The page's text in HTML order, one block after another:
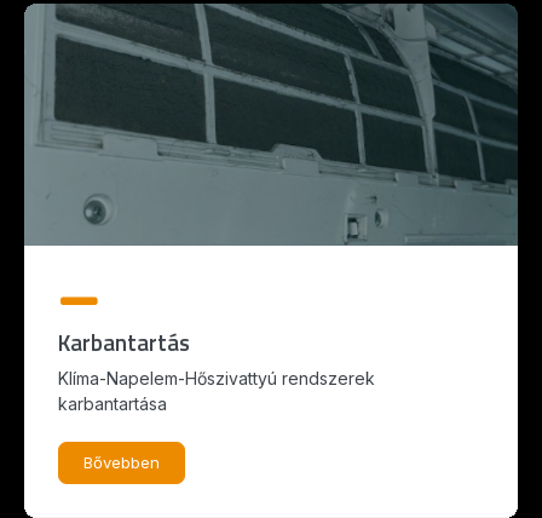
Karbantartás
Klíma-Napelem-Hőszivattyú rendszerek
karbantartása
Bővebben